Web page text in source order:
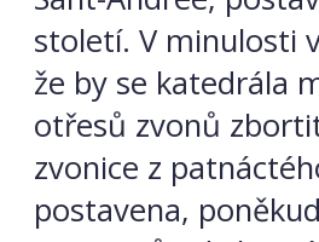
století. V minulosti
že by se katedrála
otřesů zvonů
zvonice z
postavena,